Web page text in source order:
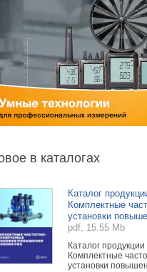
в каталогах
Каталог
Комплектные
установки
pdf, 15.55 Mb
Каталог
Комплектные
установки